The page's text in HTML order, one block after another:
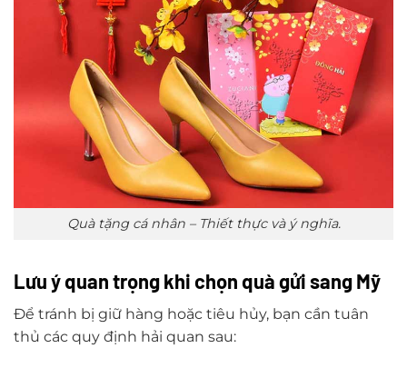
Quà tặng cá nhân – Thiết thực và ý nghĩa.
Lưu ý quan trọng khi chọn quà gửi sang Mỹ
Để tránh bị giữ hàng hoặc tiêu hủy, bạn cần tuân
thủ các quy định hải quan sau: